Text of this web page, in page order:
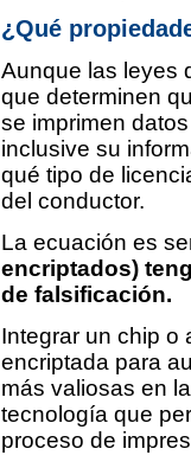
¿Qué
Aunque las leyes
que determinen
se imprimen
inclusive su
qué tipo de
del conductor.
La ecuación es
encriptados)
de falsificación.
Integrar un chip o
encriptada para
más valiosas en
tecnología que
proceso de